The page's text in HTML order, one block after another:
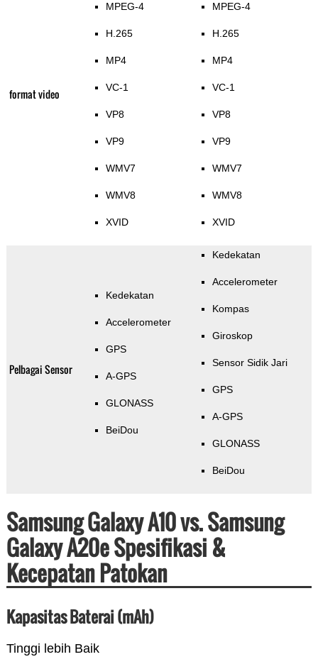
format video
MPEG-4
H.265
MP4
VC-1
VP8
VP9
WMV7
WMV8
XVID
MPEG-4
H.265
MP4
VC-1
VP8
VP9
WMV7
WMV8
XVID
Pelbagai Sensor
Kedekatan
Accelerometer
GPS
A-GPS
GLONASS
BeiDou
Kedekatan
Accelerometer
Kompas
Giroskop
Sensor Sidik Jari
GPS
A-GPS
GLONASS
BeiDou
Samsung Galaxy A10 vs. Samsung
Galaxy A20e Spesifikasi &
Kecepatan Patokan
Kapasitas Baterai (mAh)
Tinggi lebih Baik